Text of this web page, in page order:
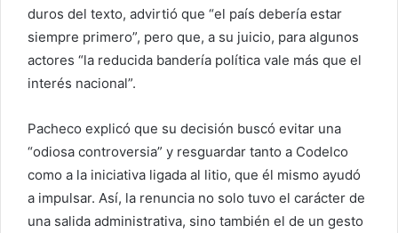
duros del texto, advirtió que “el país debería estar
siempre primero”, pero que, a su juicio, para algunos
actores “la reducida bandería política vale más que el
interés nacional”.
Pacheco explicó que su decisión buscó evitar una
“odiosa controversia” y resguardar tanto a Codelco
como a la iniciativa ligada al litio, que él mismo ayudó
a impulsar. Así, la renuncia no solo tuvo el carácter de
una salida administrativa, sino también el de un gesto